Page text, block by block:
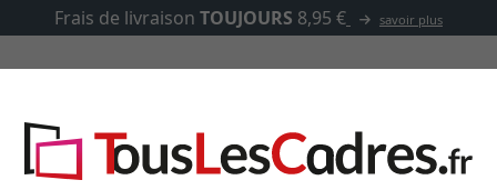
Frais de livraison TOUJOURS 8,95 € savoir plus
partout Marques Accessoires